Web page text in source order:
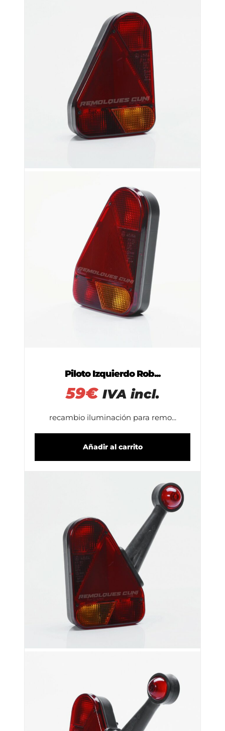
Piloto Izquierdo Rob...
59€ IVA incl.
recambio iluminación para remo...
Añadir al carrito